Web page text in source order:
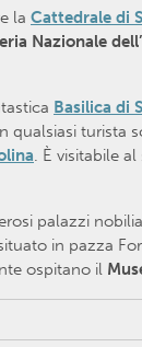
la Cattedrale di
Nazionale
Basilica di
turista
. È visitabile
palazzi
in pazza
ospitano il